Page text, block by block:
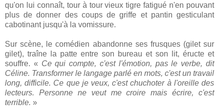
qu'on lui connaît, tour à tour vieux tigre fatigué n'en pouvant
plus de donner des coups de griffe et pantin gesticulant
cabotinant jusqu'à la vomissure.
Sur scène, le comédien abandonne ses frusques (gilet sur
gilet), traîne la patte entre son bureau et son lit, éructe et
souffre. « Ce qui compte, c'est l'émotion, pas le verbe, dit
Céline. Transformer le langage parlé en mots, c'est un travail
long, difficile. Ce que je veux, c'est chuchoter à l'oreille des
lecteurs. Personne ne veut me croire mais écrire, c'est
terrible. »